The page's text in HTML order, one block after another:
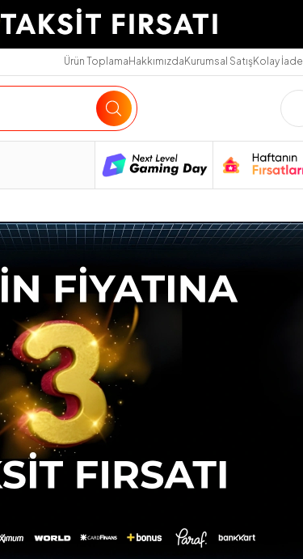
Ürün ToplamaHakkımızdaKurumsal SatışKolay İade